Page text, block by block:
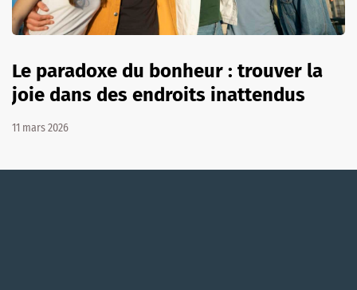
Le paradoxe du bonheur : trouver la
joie dans des endroits inattendus
11 mars 2026